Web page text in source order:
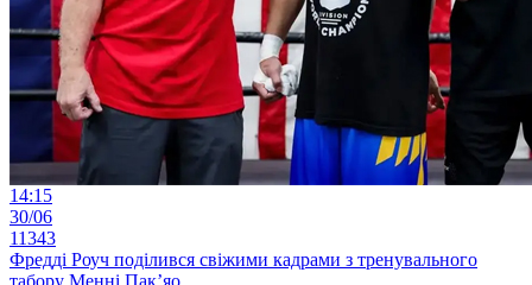
14:15
30/06
11343
Фредді Роуч поділився свіжими кадрами з тренувального